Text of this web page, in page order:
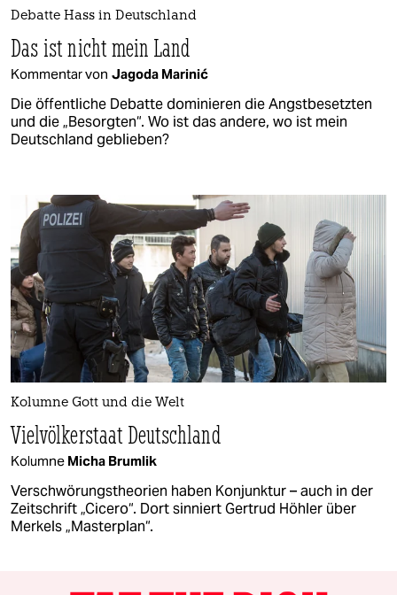
Debatte Hass in Deutschland
Das ist nicht mein Land
Kommentar von Jagoda Marinić
Die öffentliche Debatte dominieren die Angstbesetzten
und die „Besorgten“. Wo ist das andere, wo ist mein
Deutschland geblieben?
Kolumne Gott und die Welt
Vielvölkerstaat Deutschland
Kolumne Micha Brumlik
Verschwörungstheorien haben Konjunktur – auch in der
Zeitschrift „Cicero“. Dort sinniert Gertrud Höhler über
Merkels „Masterplan“.